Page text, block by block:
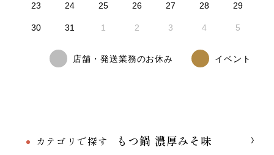
カテゴリで探す
もつ鍋 濃厚みそ味
23 24 25 26 27 28 29
30 31 1 2 3 4 5
店舗・発送業務のお休み イベント